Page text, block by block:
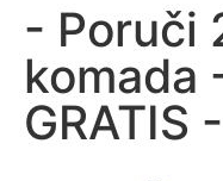
- Poruči
komada
GRATIS -